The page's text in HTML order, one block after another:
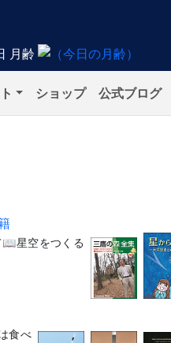
月齢
ショップ 公式ブログ
星空をつくる
食べ